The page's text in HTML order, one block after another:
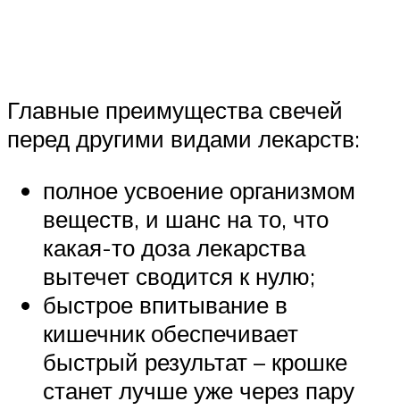
Главные преимущества свечей
перед другими видами лекарств:
полное усвоение организмом
веществ, и шанс на то, что
какая-то доза лекарства
вытечет сводится к нулю;
быстрое впитывание в
кишечник обеспечивает
быстрый результат – крошке
станет лучше уже через пару